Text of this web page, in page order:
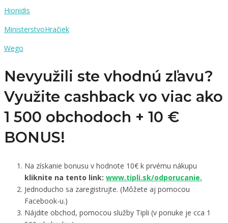
Hionidis
MinisterstvoHračiek
Wego
Nevyužili ste vhodnú zľavu?
Využite cashback vo viac ako
1 500 obchodoch + 10 €
BONUS!
Na získanie bonusu v hodnote 10€ k prvému nákupu
kliknite na tento link: www.tipli.sk/odporucanie.
Jednoducho sa zaregistrujte. (Môžete aj pomocou
Facebook-u.)
Nájdite obchod, pomocou služby Tipli (v ponuke je cca 1